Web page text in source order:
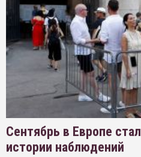
Сентябрь в Европе
истории наблюдений